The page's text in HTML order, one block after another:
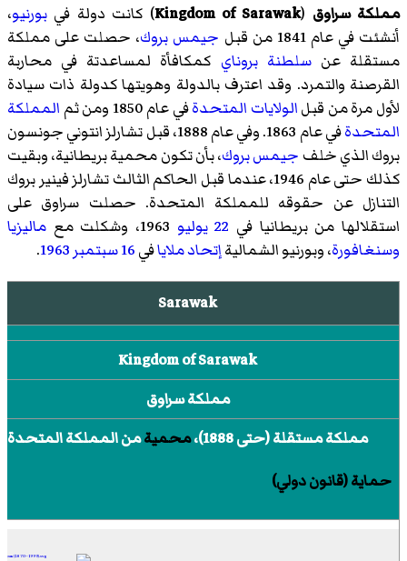
مملكة سراوق (
Kingdom of Sarawak)‏ كانت دولة في بورنيو،
أنشئت في عام 1841 من قبل
جيمس بروك، حصلت على مملكة
مستقلة عنسلطنة بروناي كمكافأة لمساعدتة في محاربة
القرصنة والتمرد. وقد اعترف بالدولة وهويتها كدولة ذات سيادة
لأول مرة من قبلالولايات المتحدةفي عام 1850 ومن ثم
المملكة
المتحدةفي عام 1863. وفي عام 1888، قبل
تشارلز انتوني جونسون
بروكالذي خلف جيمس بروك، بأن تكون محمية بريطانية، وبقيت
كذلك حتى عام 1946، عندما قبل الحاكم الثالث
تشارلز فينير بروك
التنازل عن حقوقه للمملكة المتحدة. حصلت سراوق على
استقلالها من بريطانيا في 22 يوليو
ماليزيا
وسنغافورة،وبورنيو الشماليةإتحاد ملايافي16 سبتمبر 1963
.
Sarawak
Kingdom of Sarawak
مملكة سراوق
مملكة مستقلة (حتى 1888)،
محميةمن المملكة المتحدة
حماية (قانون دولي)